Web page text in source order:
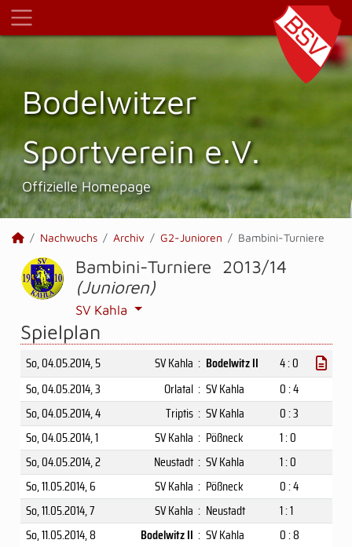
Bodelwitzer
Sportverein e.V.
Offizielle Homepage
Nachwuchs Archiv G2-Junioren Bambini-Turniere
Bambini-Turniere 2013/14
(Junioren)
SV Kahla
Spielplan
So, 04.05.2014, 5 SV Kahla : Bodelwitz II
4 : 0
So, 04.05.2014, 3 Orlatal : SV Kahla
0 : 4
So, 04.05.2014, 4 Triptis : SV Kahla
0 : 3
So, 04.05.2014, 1 SV Kahla : Pößneck
1 : 0
So, 04.05.2014, 2 Neustadt : SV Kahla
1 : 0
So, 11.05.2014, 6 SV Kahla : Pößneck
0 : 4
So, 11.05.2014, 7 SV Kahla : Neustadt
1 : 1
So, 11.05.2014, 8 Bodelwitz II : SV Kahla
0 : 8